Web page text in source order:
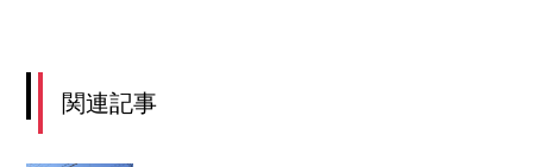
関連記事